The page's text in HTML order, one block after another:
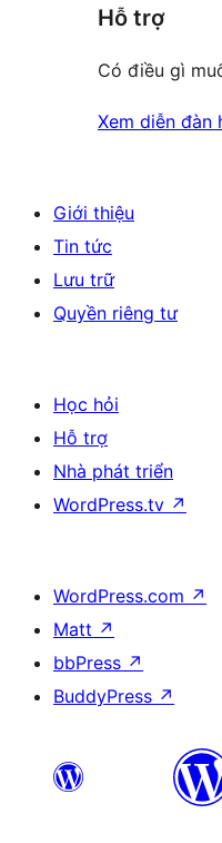
Hỗ trợ
Có điều gì
Xem diễn đàn
Giới thiệu
Tin tức
Lưu trữ
Quyền riêng tư
Học hỏi
Hỗ trợ
Nhà phát triển
WordPress.tv ↗
WordPress.com ↗
Matt ↗
bbPress ↗
BuddyPress ↗